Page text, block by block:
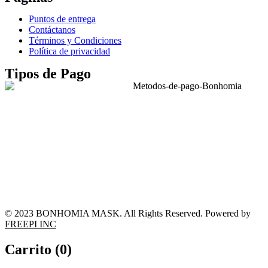
Puntos de entrega
Contáctanos
Términos y Condiciones
Política de privacidad
Tipos de Pago
© 2023 BONHOMIA MASK. All Rights Reserved. Powered by
FREEPI INC
Carrito (0)